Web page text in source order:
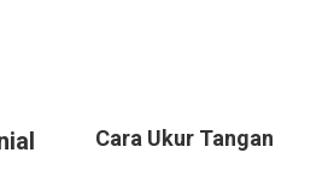
Cara Ukur Tangan